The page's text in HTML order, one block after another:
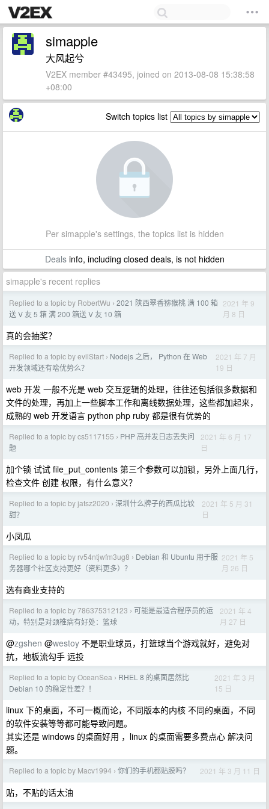
simapple
大风起兮
V2EX member #43495, joined on 2013-08-08 15:38:58
+08:00
Switch topics list
Per simapple's settings, the topics list is hidden
Dealsinfo, including closed deals, is not hidden
simapple's recent replies
Replied to a topic by RobertWu › 2021 陕西翠香猕猴桃 满 100 箱
送 V 友 5 箱 满 200 箱送 V 友 10 箱
2021 年 9
月 8 日
真的会抽奖？
Replied to a topic by evilStart › Nodejs 之后， Python 在 Web
开发领域还有啥优势么？
2021 年 7 月
19 日
web 开发 一般不光是 web 交互逻辑的处理，往往还包括很多数据和
文件的处理，再加上一些脚本工作和离线数据处理，这些都加起来，
成熟的 web 开发语言 python php ruby 都是很有优势的
Replied to a topic by cs5117155 › PHP 高并发日志丢失问
题
2021 年 6 月 17
日
加个锁 试试 file_put_contents 第三个参数可以加锁，另外上面几行，
检查文件 创建 权限，有什么意义？
Replied to a topic by jatsz2020 › 深圳什么牌子的西瓜比较
甜？
2021 年 5 月 31
日
小凤瓜
Replied to a topic by rv54ntjwfm3ug8 › Debian 和 Ubuntu 用于服
务器哪个社区支持更好（资料更多）？
2021 年 5
月 26 日
选有商业支持的
Replied to a topic by 786375312123 › 可能是最适合程序员的运
动，特别是对颈椎病有好处：篮球
2021 年 4
月 27 日
@zgshen @westoy 不是职业球员，打篮球当个游戏就好，避免对
抗，地板流勾手 远投
Replied to a topic by OceanSea › RHEL 8 的桌面居然比
Debian 10 的稳定性差？！
2021 年 3 月
15 日
linux 下的桌面，不可一概而论，不同版本的内核 不同的桌面，不同
的软件安装等等都可能导致问题。
其实还是 windows 的桌面好用 ，linux 的桌面需要多费点心 解决问
题。
Replied to a topic by Macv1994 › 你们的手机都贴膜吗？ 2021 年 3 月 11 日
贴，不贴的话太油